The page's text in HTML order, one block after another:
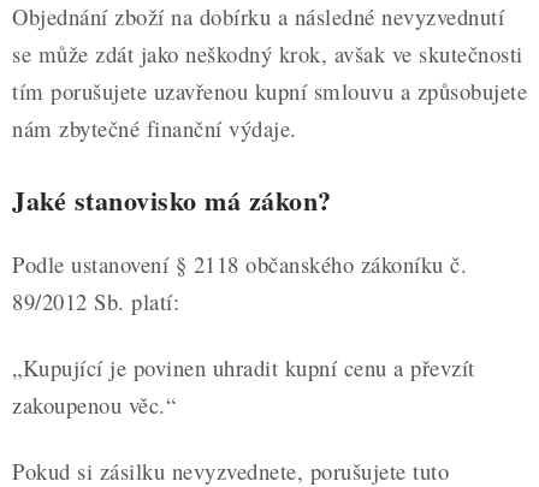
PRO OSLAVY
DO KUCHYNĚ
POCHUTINY
ZDRAVÉ PEČENÍ
DÁRKOVÉ POUKAZY
PROFI BALENÍ
NOVÉ ZBOŽÍ
Objednání zboží na dobírku a následné nevyzvednutí
se může zdát jako neškodný krok, avšak ve skutečnosti
tím porušujete uzavřenou kupní smlouvu a způsobujete
nám zbytečné finanční výdaje.
Jaké stanovisko má zákon?
Podle ustanovení § 2118 občanského zákoníku č.
89/2012 Sb. platí:
„Kupující je povinen uhradit kupní cenu a převzít
zakoupenou věc.“
Pokud si zásilku nevyzvednete, porušujete tuto